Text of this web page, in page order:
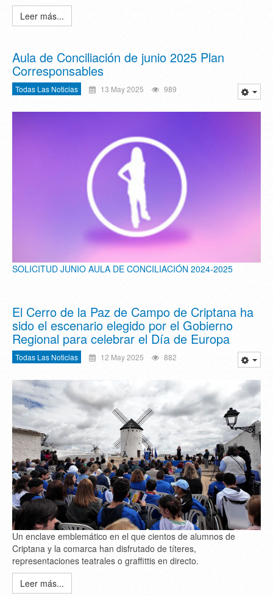
Leer más...
Aula de Conciliación de junio 2025 Plan
Corresponsables
Todas Las Noticias 13 May 2025 989
SOLICITUD JUNIO AULA DE CONCILIACIÓN 2024-2025
El Cerro de la Paz de Campo de Criptana ha
sido el escenario elegido por el Gobierno
Regional para celebrar el Día de Europa
Todas Las Noticias 12 May 2025 882
Un enclave emblemático en el que cientos de alumnos de
Criptana y la comarca han disfrutado de títeres,
representaciones teatrales o graffittis en directo.
Leer más...